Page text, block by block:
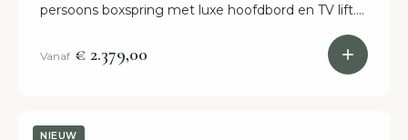
persoons boxspring met luxe hoofdbord en TV lift.
Vanaf € 2.379,00
NIEUW